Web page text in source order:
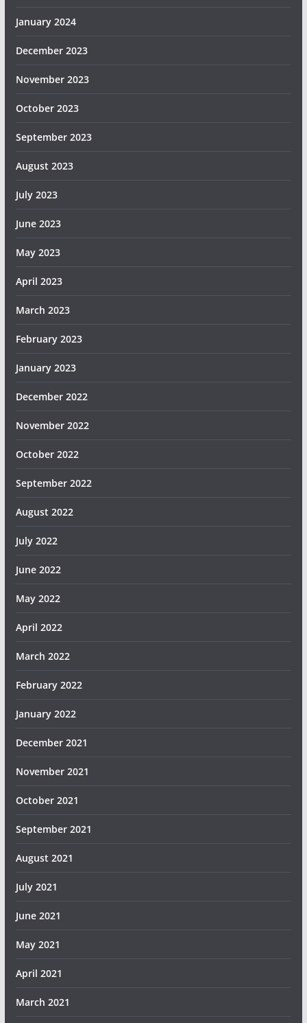
January 2024
December 2023
November 2023
October 2023
September 2023
August 2023
July 2023
June 2023
May 2023
April 2023
March 2023
February 2023
January 2023
December 2022
November 2022
October 2022
September 2022
August 2022
July 2022
June 2022
May 2022
April 2022
March 2022
February 2022
January 2022
December 2021
November 2021
October 2021
September 2021
August 2021
July 2021
June 2021
May 2021
April 2021
March 2021